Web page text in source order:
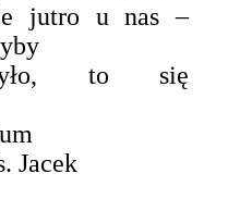
jutro u nas –
to się
Jacek